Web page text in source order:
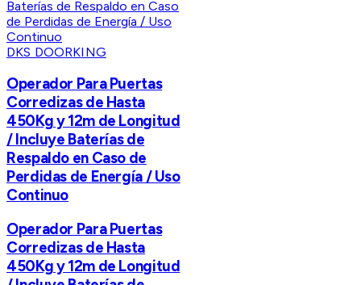
DKS DOORKING
Operador Para Puertas
Corredizas de Hasta
450Kg y 12m de Longitud
/ Incluye Baterías de
Respaldo en Caso de
Perdidas de Energía / Uso
Continuo
Operador Para Puertas
Corredizas de Hasta
450Kg y 12m de Longitud